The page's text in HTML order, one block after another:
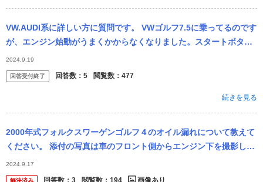
VW.AUDI系に詳しい方に質問です。 VWゴルフ7.5に乗ってるのです
が、エンジン始動がうまくかからなくなりました。スタートボタン
押す、セル回ってエンジンかかろうと頑張る、ギリギリ弱くエンジ
ン...
2024.9.19
回答受付終了 回答数： 5 閲覧数： 477
続きを見る
2000年式フォルクスワーゲンゴルフ４のオイル漏れについて教えて
ください。 添付の写真は車のフロント側からエンジン下を撮影した
ものですが、矢印の部分にオイルの漏れている箇所が写っていま
す。 漏れ...
2024.9.17
解決済み 回答数： 3 閲覧数： 194 画像あり